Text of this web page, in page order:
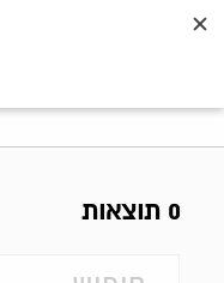
0 תוצאות